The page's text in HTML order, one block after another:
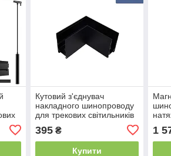
/
Кутовий з'єднувач
накладного шинопроводу
для трекових світильників
Aqara H1 / Aqara H1 Pro
395₴
Купити
PRO
1